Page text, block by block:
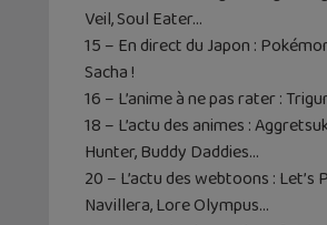
Veil, Soul Eater…
15 – En direct du Japon :
Sacha !
16 – L’anime à ne pas rater :
18 – L’actu des animes :
Hunter, Buddy Daddies…
20 – L’actu des webtoons : Let’s
Navillera, Lore Olympus…